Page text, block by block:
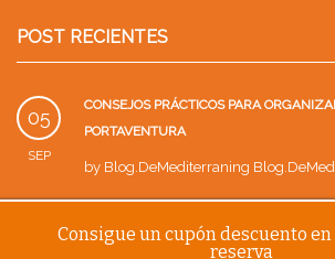
POST RECIENTES
05
SEP
CONSEJOS PRÁCTICOS PARA
PORTAVENTURA
by Blog.DeMediterraning
FAMILIA
Consigue un cupón descuento
reserva